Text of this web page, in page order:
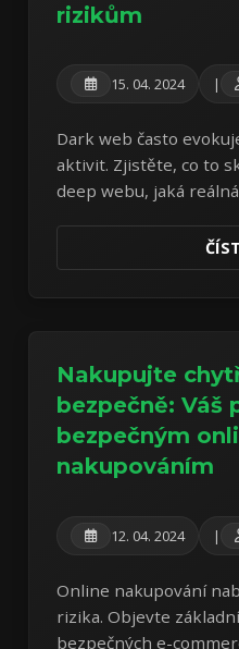
rizikům
15. 04. 2024 |
Dark web často
aktivit. Zjistěte, co to
deep webu, jaká
Nakupujte
bezpečně: Váš
bezpečným
nakupováním
12. 04. 2024 |
Online nakupování
rizika. Objevte
bezpečných e-